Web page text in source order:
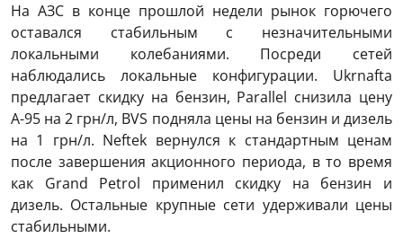
На АЗС в конце прошлой недели рынок горючего
оставался стабильным с незначительными
локальными колебаниями. Посреди сетей
наблюдались локальные конфигурации. Ukrnafta
предлагает скидку на бензин, Parallel снизила цену
А-95 на 2 грн/л, BVS подняла цены на бензин и дизель
на 1 грн/л. Neftek вернулся к стандартным ценам
после завершения акционного периода, в то время
как Grand Petrol применил скидку на бензин и
дизель. Остальные крупные сети удерживали цены
стабильными.